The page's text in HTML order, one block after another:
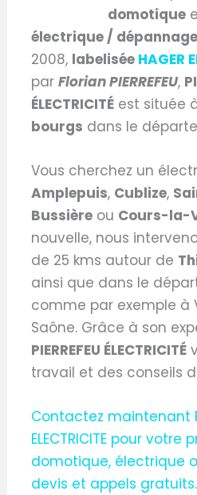
domotique
électrique /
2008, labelisée HAGER
parFlorian PIERREFEU,
ÉLECTRICITÉ est située
bourgs dans le
Vous cherchez un
Amplepuis, Cublize,
Bussière ou Cours-la-
nouvelle, nous
de 25 kms autour de
ainsi que dans le
comme par exemple à
Saône. Grâce à son
PIERREFEU ÉLECTRICITÉ
travail et des conseils
Contactez maintenant
ELECTRICITE pour
domotique, électrique
devis et appels gratuits.